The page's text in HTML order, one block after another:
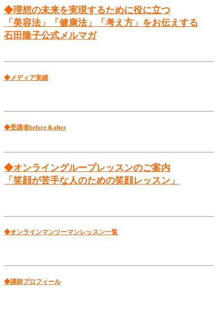
◆理想の未来を実現するために役に立つ
「美容法」「健康法」「考え方」をお伝えする
石田隆子公式メルマガ
◆メディア実績
◆受講者before＆after
◆オンライングループレッスンのご案内
「笑顔が苦手な人のための笑顔レッスン」
◆オンラインマンツーマンレッスン一覧
◆講師プロフィール